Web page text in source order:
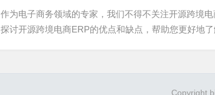
作为电子商务领域的专家，我们不得不关注开源跨境
探讨开源跨境电商ERP的优点和缺点，帮助您更好地
Copyright